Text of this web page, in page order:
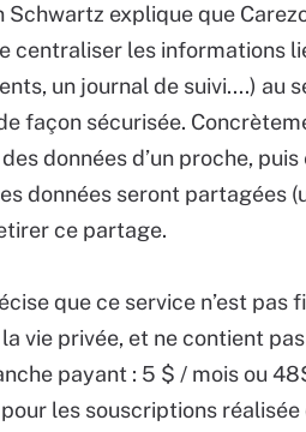
Schwartz explique que
centraliser les informations
un journal de suivi....) au
façon sécurisée.
données d’un proche,
données seront partagées
ce partage.
que ce service n’est pas
vie privée, et ne contient
payant : 5 $ / mois ou
les souscriptions